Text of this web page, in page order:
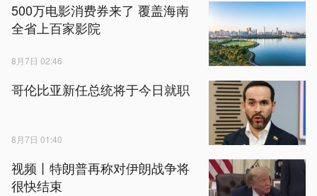
500万电影消费券来了 覆盖海南
全省上百家影院
8月7日 02:46
哥伦比亚新任总统将于今日就职
8月7日 01:40
视频丨特朗普再称对伊朗战争将
很快结束